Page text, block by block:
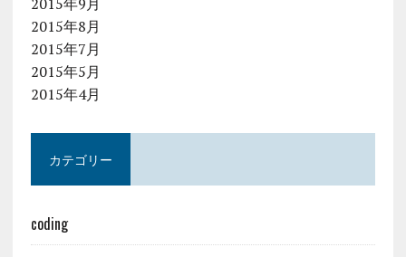
2015年8月
2015年7月
2015年5月
2015年4月
カテゴリー
coding